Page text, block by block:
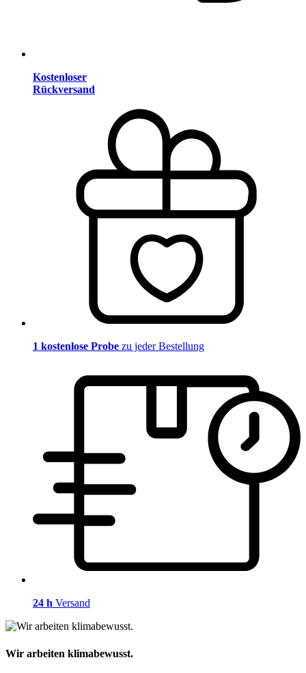
Kostenloser
Rückversand
1 kostenlose Probe zu jeder Bestellung
24 h Versand
Wir arbeiten klimabewusst.